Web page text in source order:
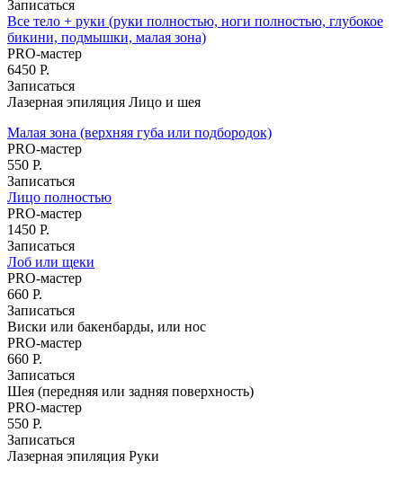
Восковая депиляция
Депиляция подмышек
Электроэпиляция бикини
Электроэпиляция груди
Электроэпиляция лица
Лазерная эпиляция рук
Ресницы
Наращивание ресниц
Окрашивание ресниц
Записаться
Все тело + руки (руки полностью, ноги полностью, глубокое
бикини, подмышки, малая зона)
PRO-мастер
6450 Р.
Записаться
Лазерная эпиляция Лицо и шея
Малая зона (верхняя губа или подбородок)
PRO-мастер
550 Р.
Записаться
Лицо полностью
PRO-мастер
1450 Р.
Записаться
Лоб или щеки
PRO-мастер
660 Р.
Записаться
Виски или бакенбарды, или нос
PRO-мастер
660 Р.
Записаться
Шея (передняя или задняя поверхность)
PRO-мастер
550 Р.
Записаться
Лазерная эпиляция Руки